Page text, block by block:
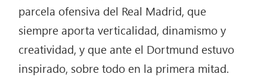
parcela ofensiva del Real Madrid, que
siempre aporta verticalidad, dinamismo y
creatividad, y que ante el Dortmund estuvo
inspirado, sobre todo en la primera mitad.